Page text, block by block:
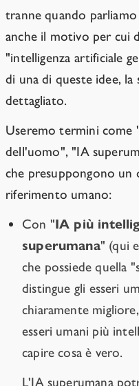
tranne quando
anche il motivo per cui
"intelligenza artificiale
di una di queste idee,
dettagliato.
Useremo termini come
dell'uomo", "IA
che presuppongono
riferimento umano:
Con "IA più
superumana" (qui
che possiede quella
distingue gli esseri
chiaramente
esseri umani più
capire cosa è vero.
L'IA superumana